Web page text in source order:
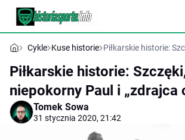
Cykle Kuse historie Piłkarskie historie:
Piłkarskie historie:
niepokorny Paul i „zdrajca
Tomek Sowa
31 stycznia 2020, 21:42